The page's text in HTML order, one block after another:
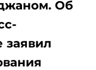
Об
заявил